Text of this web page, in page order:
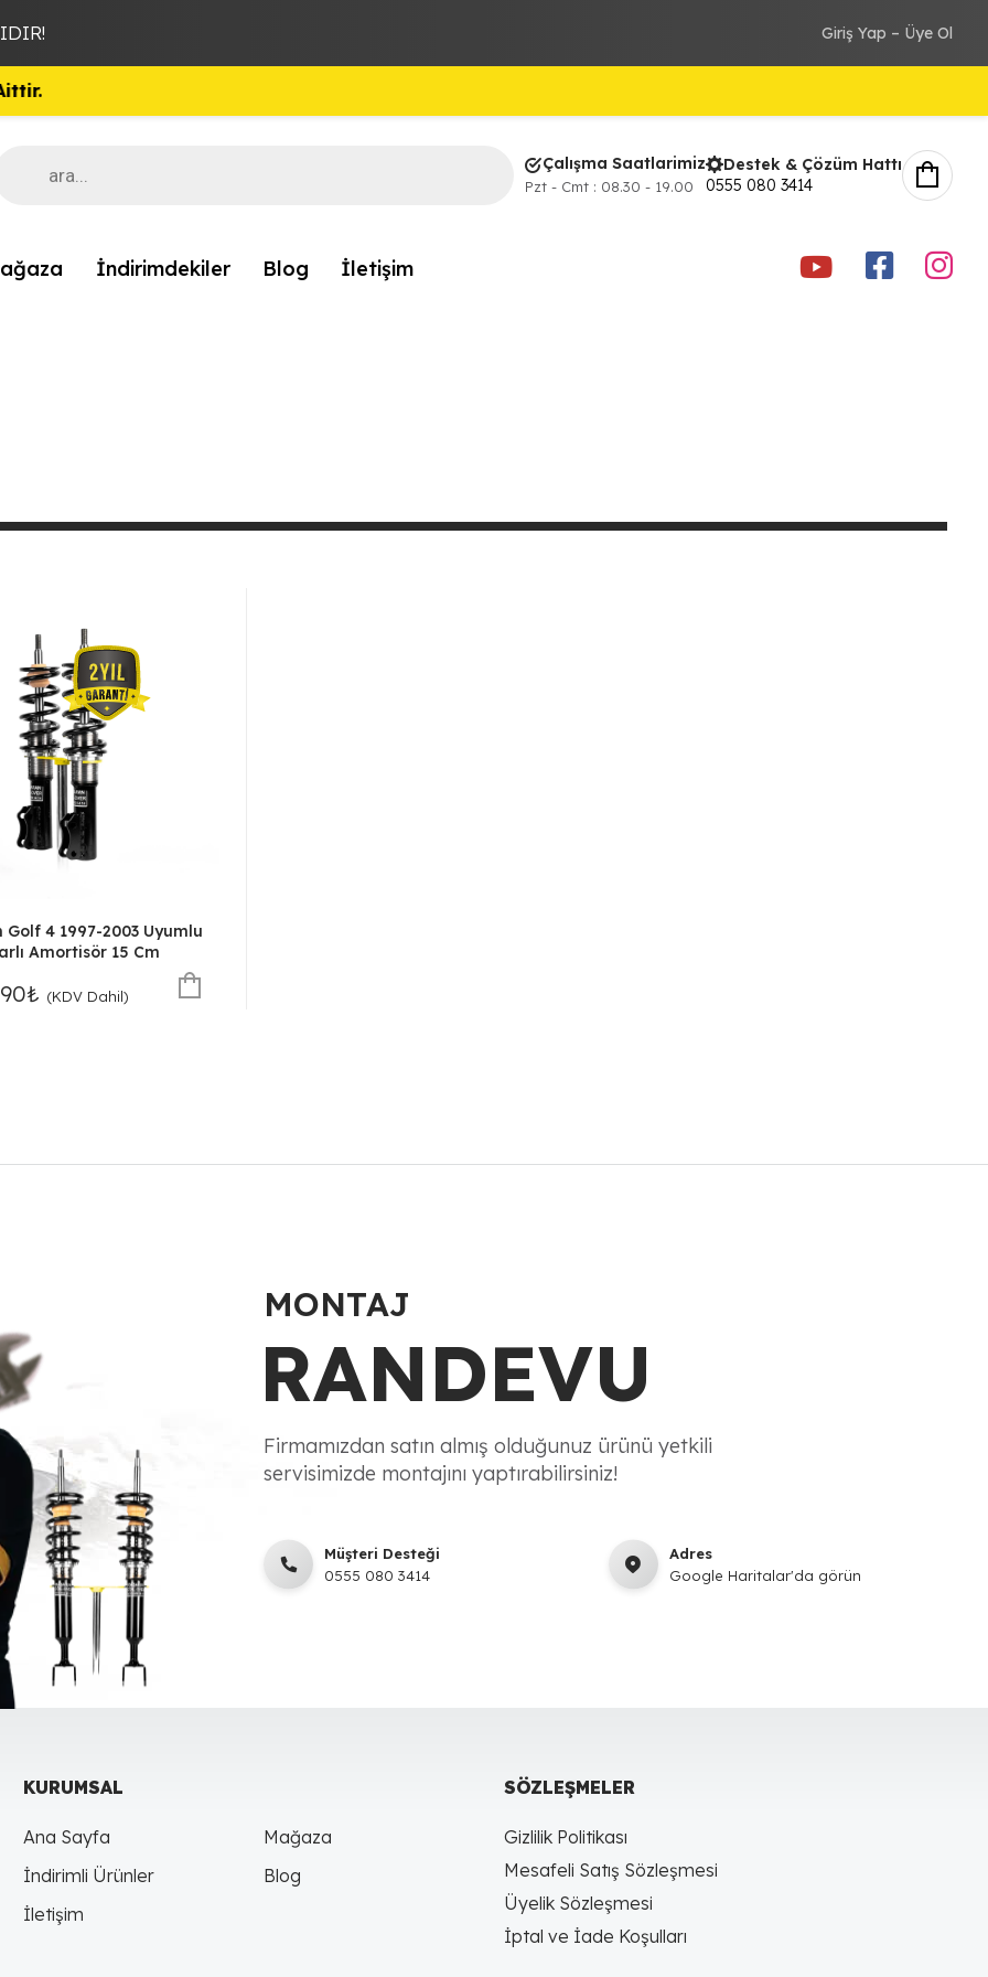
Giriş Yap – Üye Ol
Çalışma Saatlarimiz
Pzt - Cmt : 08.30 - 19.00
Destek & Çözüm Hattı
0555 080 3414
İndirimdekiler Blog İletişim youtube
Golf 4 1997-2003 Uyumlu
Amortisör 15 Cm
₺Şu
(KDV Dahil)
MONTAJ
RANDEVU
Firmamızdan satın almış olduğunuz ürünü yetkili
servisimizde montajını yaptırabilirsiniz!
Müşteri Desteği
0555 080 3414
Adres
Google Haritalar'da görün
KURUMSAL
Ana Sayfa
Mağaza
İndirimli Ürünler
Blog
İletişim
SÖZLEŞMELER
Gizlilik Politikası
Mesafeli Satış Sözleşmesi
Üyelik Sözleşmesi
İptal ve İade Koşulları